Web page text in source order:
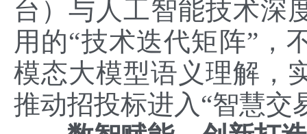
台）与人工智能技术深
用的“技术迭代矩阵”，
模态大模型语义理解，
推动招投标进入“智慧交